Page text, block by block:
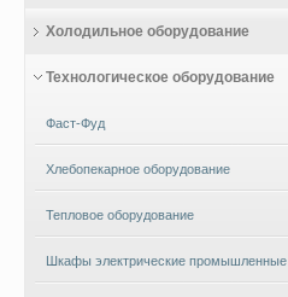
Холодильное оборудование
Технологическое оборудование
Фаст-Фуд
Хлебопекарное оборудование
Тепловое оборудование
Шкафы электрические промышленные